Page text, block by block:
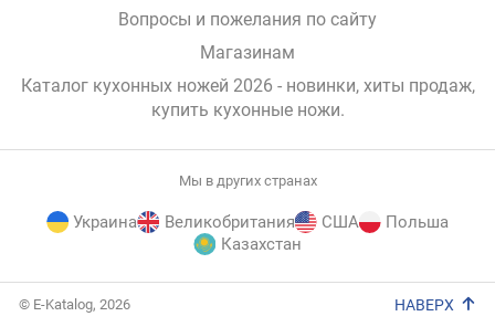
Вопросы и пожелания по сайту
Магазинам
Каталог кухонных ножей 2026 - новинки, хиты продаж,
купить кухонные ножи.
Мы в других странах
Украина Великобритания США
Польша
Казахстан
© E-Katalog, 2026 НАВЕРХ